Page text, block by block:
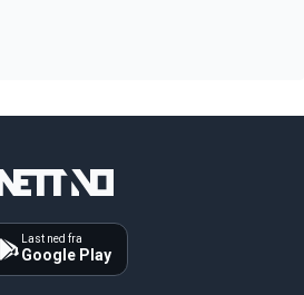
Last ned fra
Google Play